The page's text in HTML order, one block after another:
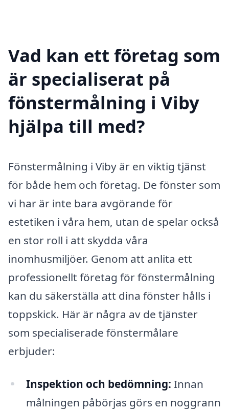
Vad kan ett företag som
är specialiserat på
fönstermålning i Viby
hjälpa till med?
Fönstermålning i Viby är en viktig tjänst
för både hem och företag. De fönster som
vi har är inte bara avgörande för
estetiken i våra hem, utan de spelar också
en stor roll i att skydda våra
inomhusmiljöer. Genom att anlita ett
professionellt företag för fönstermålning
kan du säkerställa att dina fönster hålls i
toppskick. Här är några av de tjänster
som specialiserade fönstermålare
erbjuder:
Inspektion och bedömning: Innan
målningen påbörjas görs en noggrann